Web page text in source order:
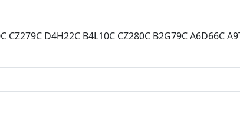
CZ279C D4H22C B4L10C CZ280C B2G79C A6D66C